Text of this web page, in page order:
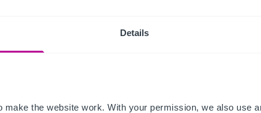
Details
make the website work. With your permission, we also use
Folge haben wird“, sagt er.
Hotelmarkt das Potential besitzt, auch
gut aufgestellt, wenn es darum geht,
um neue Zielgruppen zu gewinnen und so